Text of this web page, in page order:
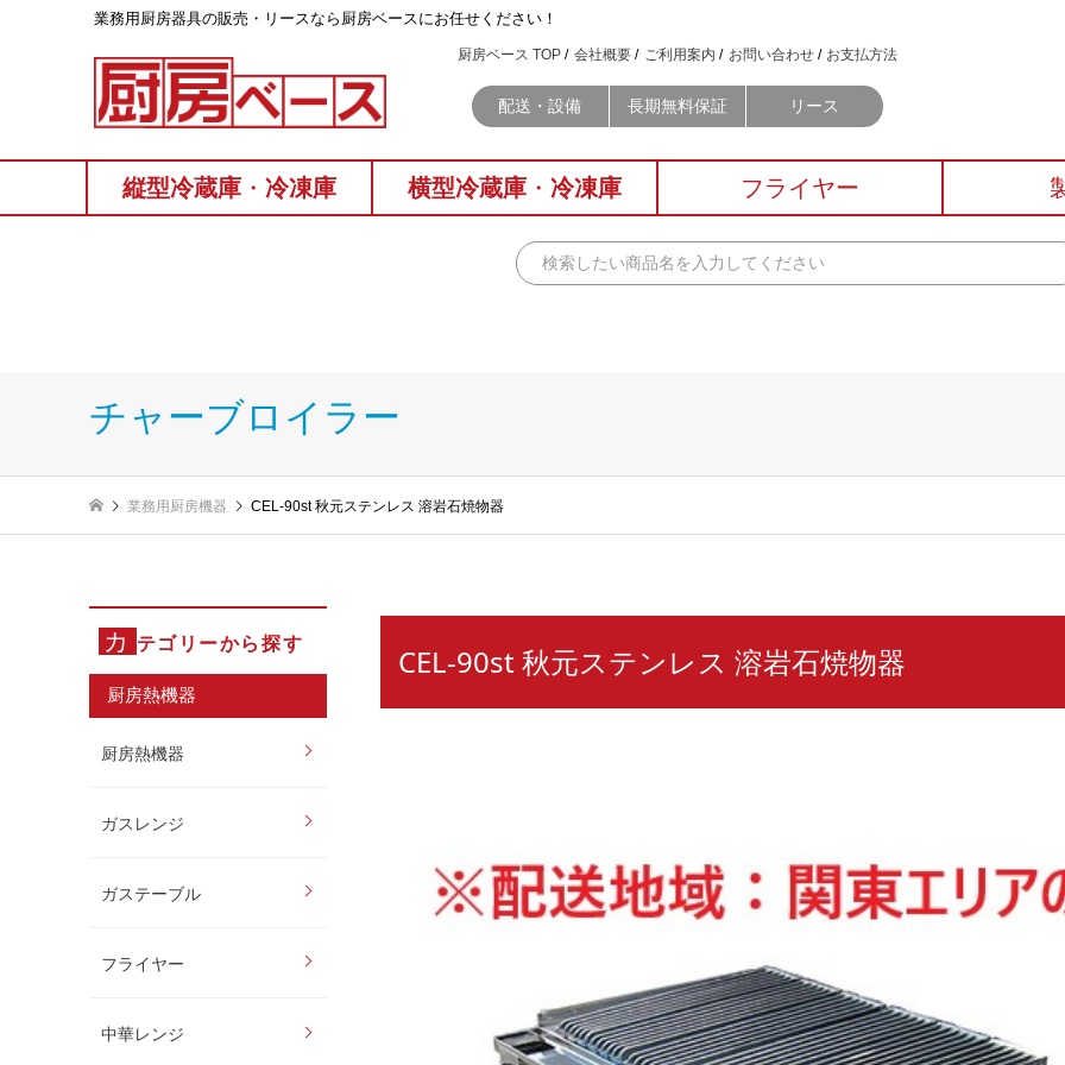
業務⽤厨房器具の販売・リースなら厨房ベースにお任せください！
厨房ベース TOP 会社概要 ご利用案内 お問い合わせ お支払方法
配送・設備 長期無料保証 リース
縦型冷蔵庫 ・ 冷凍庫 横型冷蔵庫 ・ 冷凍庫 フライヤー
チャーブロイラー
業務用厨房機器 CEL-90st 秋元ステンレス 溶岩石焼物器
カ テゴリーから探す
厨房熱機器
厨房熱機器
ガスレンジ
ガステーブル
フライヤー
中華レンジ
CEL-90st 秋元ステンレス 溶岩石焼物器